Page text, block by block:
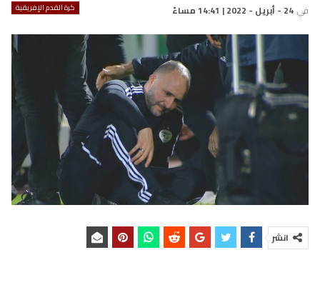
كرة القدم الإفريقية في 24 - أبريل - 2022 | 14:41 مساءً
انشر